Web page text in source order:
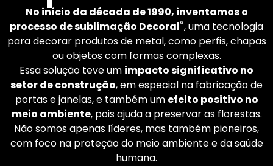
mundo. O senhor aplica
os acabamentos que
deseja.
Saiba mais
No início da década de 1990, inventamos o
processo de sublimação Decoral®, uma tecnologia
para decorar produtos de metal, como perfis, chapas
ou objetos com formas complexas.
Essa solução teve um impacto significativo no
setor de construção, em especial na fabricação de
portas e janelas, e também um efeito positivo no
meio ambiente, pois ajuda a preservar as florestas.
Não somos apenas líderes, mas também pioneiros,
com foco na proteção do meio ambiente e da saúde
humana.